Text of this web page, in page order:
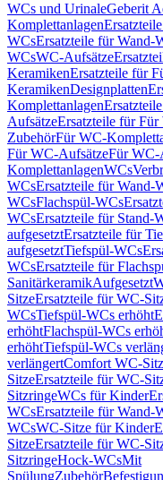
WCs und UrinaleGeberit
Komplettanlagen
WCsErsatzteile für Wand-
WCsWC-Aufsätze
KeramikenErsatzteile für
KeramikenDesignplatten
Komplettanlagen
AufsätzeErsatzteile für
ZubehörFür WC-
Für WC-AufsätzeFür WC-
KomplettanlagenWCs
WCsErsatzteile für Wand-
WCsFlachspül-WCs
WCsErsatzteile für Stand-
aufgesetztErsatzteile für
aufgesetztTiefspül-WCs
WCsErsatzteile für
SanitärkeramikAufgesetzt
SitzeErsatzteile für WC-
WCsTiefspül-WCs erhöht
erhöhtFlachspül-WCs
erhöhtTiefspül-WCs
verlängertComfort WC-
SitzeErsatzteile für WC-
SitzringeWCs für Kinder
WCsErsatzteile für Wand-
WCsWC-Sitze für Kinder
SitzeErsatzteile für WC-
SitzringeHock-WCsMit
SpülungZubehör